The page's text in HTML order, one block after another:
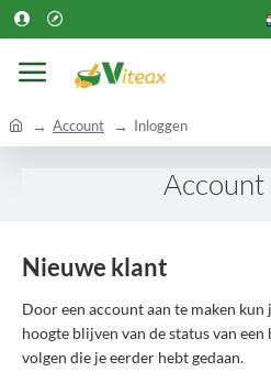
Account
o
Account Inloggen
Nieuwe klant
Door een account aan te maken
hoogte blijven van de status van
volgen die je eerder hebt gedaan.